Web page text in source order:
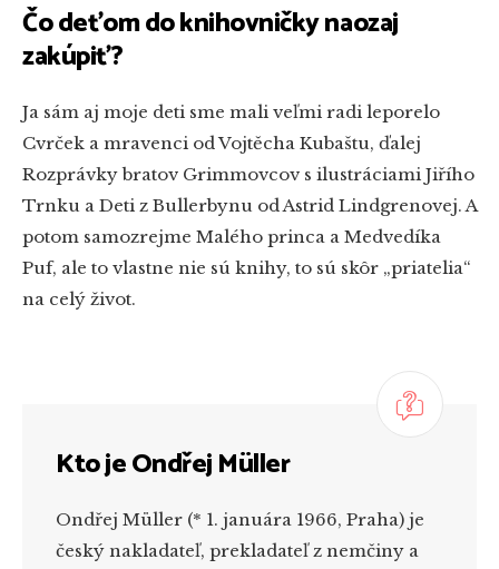
Čo deťom do knihovničky naozaj
zakúpiť?
Ja sám aj moje deti sme mali veľmi radi leporelo
Cvrček a mravenci od Vojtěcha Kubaštu, ďalej
Rozprávky bratov Grimmovcov s ilustráciami Jiřího
Trnku a Deti z Bullerbynu od Astrid Lindgrenovej. A
potom samozrejme Malého princa a Medvedíka
Puf, ale to vlastne nie sú knihy, to sú skôr „priatelia“
na celý život.
Kto je Ondřej Müller
Ondřej Müller (* 1. januára 1966, Praha) je
český nakladateľ, prekladateľ z nemčiny a